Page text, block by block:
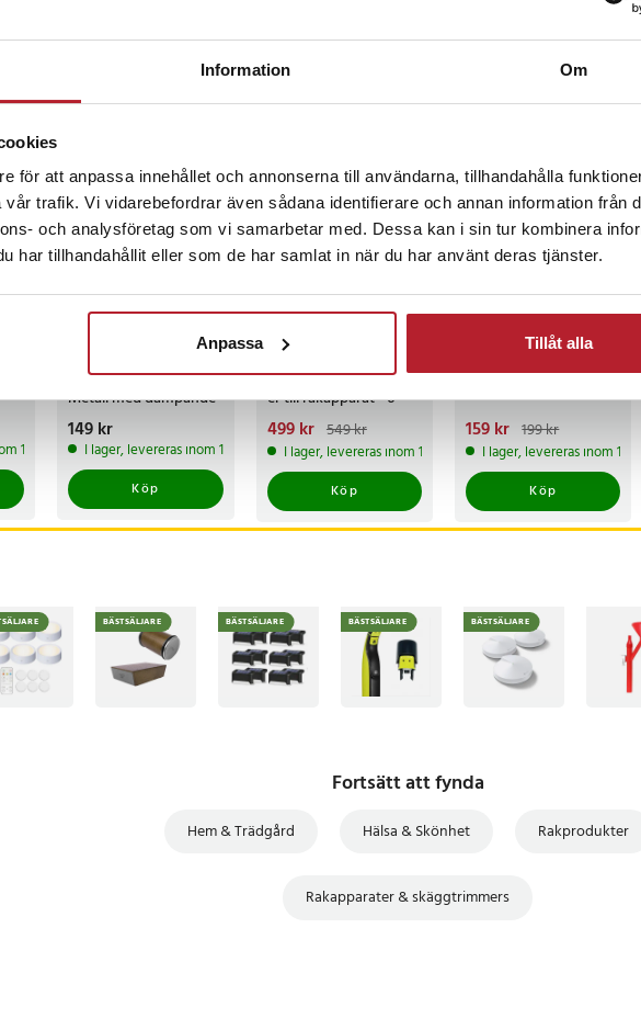
Information Om
för att anpassa innehållet och annonserna till användarna, tillhandahålla
trafik. Vi vidarebefordrar även sådana identifierare och annan information från
och analysföretag som vi samarbetar med. Dessa kan i sin tur kombinera
har tillhandahållit eller som de har samlat in när du har använt deras tjänster.
Anpassa Tillåt alla
rakapparat varje gång.
möjliggör både
en snabb torrakning.
för smidig vardag
6-i-1 SmartCare
eleganta grafitfärgade designen
min
1 SmartCare Center
1-2 vardagar
llare – Svart –
Metall med dämpande
funktion
Pris :149 kr
149 kr
I lager, levereras inom 1-2 vardagar
Köp
-9
Braun CCR6
Rengöringspatron
er till rakapparat - 6-
pack
Nuvarande pris
499 krTidigare pris:
549 kr
499 kr 549 kr
I lager, levereras inom 1-2 vardagar
Köp
BÄSTSÄLJARE
Rakhuvud 21B till
Braun Series 3
Nuvarande pris
159 krTidigare pris:
199 kr
159 kr 199 kr
I lager, levereras inom 1-2
Köp
BÄSTSÄLJARE BÄSTSÄLJARE BÄSTSÄLJARE BÄSTSÄLJARE
Fortsätt att fynda
Hem & Trädgård Hälsa & Skönhet Rakprodukter
Rakapparater & skäggtrimmers